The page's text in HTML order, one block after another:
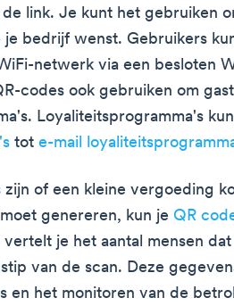
link. Je kunt het gebruiken
bedrijf wenst. Gebruikers
netwerk via een besloten
codes ook gebruiken om
Loyaliteitsprogramma's
tot e-mail
of een kleine vergoeding
genereren, kun je QR
je het aantal mensen
van de scan. Deze
en het monitoren van de